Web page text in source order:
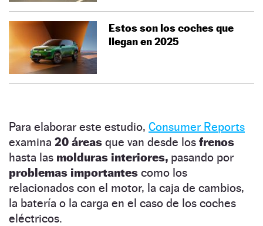
Estos son los coches que
llegan en 2025
Para elaborar este estudio, Consumer Reports
examina 20 áreas que van desde los frenos
hasta las molduras interiores, pasando por
problemas importantes como los
relacionados con el motor, la caja de cambios,
la batería o la carga en el caso de los coches
eléctricos.